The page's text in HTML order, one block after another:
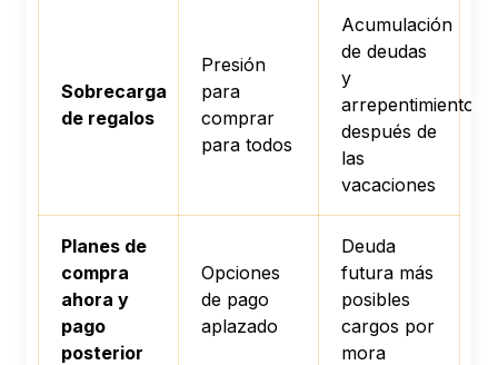
Sobrecarga
de regalos
Presión
para
comprar
para todos
Acumulación
de deudas
y
arrepentimiento
después de
las
vacaciones
Planes de
compra
ahora y
pago
posterior
Opciones
de pago
aplazado
Deuda
futura más
posibles
cargos por
mora